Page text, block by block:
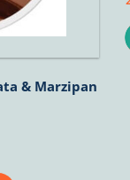
& Marzipan